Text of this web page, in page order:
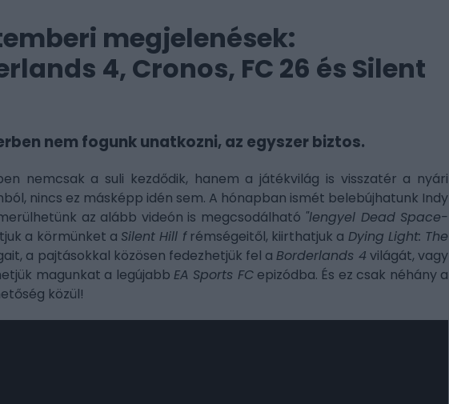
megjelenések:
4, Cronos, FC 26 és Silent
nem fogunk unatkozni, az egyszer biztos.
nemcsak a suli kezdődik, hanem a játékvilág is visszatér a nyári
nincs ez másképp idén sem. A hónapban ismét belebújhatunk Indy
az alább videón is megcsodálható "lengyel Dead Space-
a körmünket a Silent Hill frémségeitől, kiirthatjuk a Dying Light: The
a pajtásokkal közösen fedezhetjük fel aBorderlands 4 világát, vagy
magunkat a legújabb EA Sports FCepizódba. És ez csak néhány a
közül!